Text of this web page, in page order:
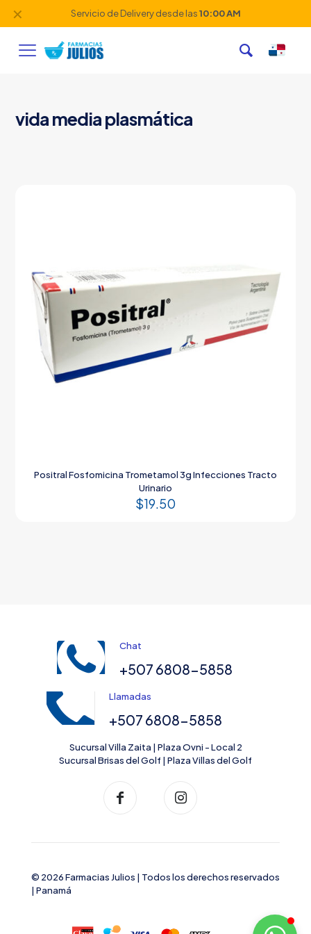
Servicio de Delivery desde las10:00 AM
✕
vida media plasmática
Positral Fosfomicina Trometamol 3g Infecciones Tracto
Urinario
$19.50
Chat
+507 6808-5858
Llamadas
+507 6808-5858
Sucursal Villa Zaita | Plaza Ovni - Local 2
Sucursal Brisas del Golf | Plaza Villas del Golf
© 2026 Farmacias Julios | Todos los derechos reservados
| Panamá